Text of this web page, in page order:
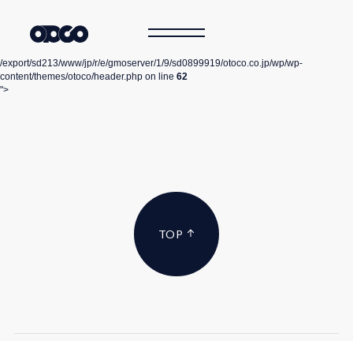
/export/sd213/www/jp/r/e/gmoserver/1/9/sd0899919/otoco.co.jp/wp/wp-
content/themes/otoco/header.php on line 62
">
TOP